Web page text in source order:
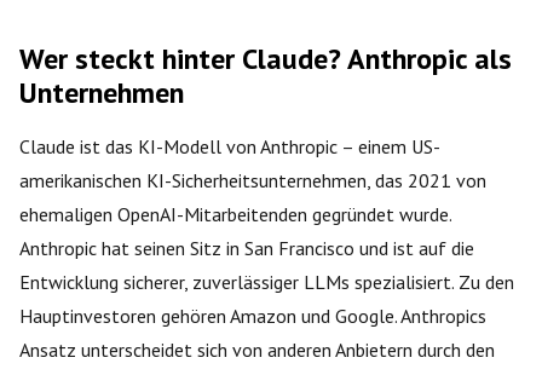
Wer steckt hinter Claude? Anthropic als
Unternehmen
Claude ist das KI-Modell von Anthropic – einem US-
amerikanischen KI-Sicherheitsunternehmen, das 2021 von
ehemaligen OpenAI-Mitarbeitenden gegründet wurde.
Anthropic hat seinen Sitz in San Francisco und ist auf die
Entwicklung sicherer, zuverlässiger LLMs spezialisiert. Zu den
Hauptinvestoren gehören Amazon und Google. Anthropics
Ansatz unterscheidet sich von anderen Anbietern durch den